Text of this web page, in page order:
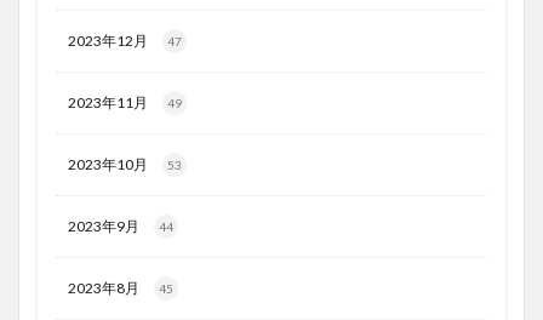
2023年12月 47
2023年11月 49
2023年10月 53
2023年9月 44
2023年8月 45